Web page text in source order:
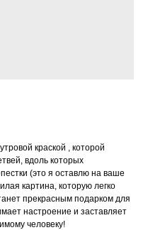
краской , которой
вдоль которых
(это я оставлю на ваше
картина, которую легко
прекрасным подарком для
настроение и заставляет
человеку!